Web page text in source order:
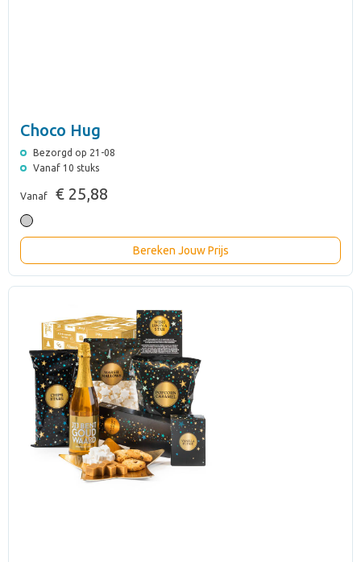
Choco Hug
Bezorgd op 21-08
Vanaf 10 stuks
Vanaf € 25,88
Bereken Jouw Prijs